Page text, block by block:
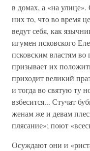
в домах, а «на
них то, что во время
ведут себя, как
игумен псковского
псковским властям во
призывает их
приходит великий
и тогда во святую ту
взбесится... Стучат
женам же и девам
плясание»; поют
Осуждают они и